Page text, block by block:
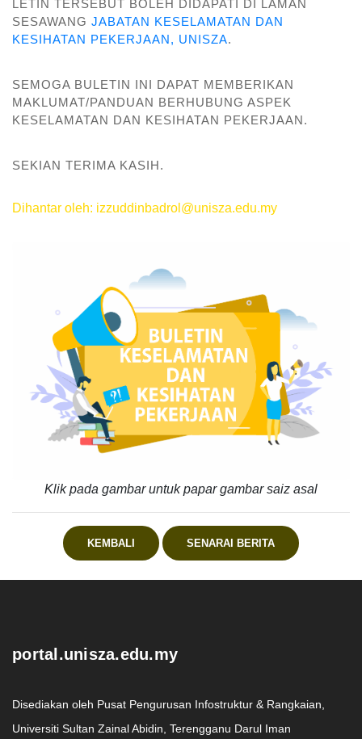
LETIN TERSEBUT BOLEH DIDAPATI DI LAMAN
SESAWANG JABATAN KESELAMATAN DAN
KESIHATAN PEKERJAAN, UNISZA.
SEMOGA BULETIN INI DAPAT MEMBERIKAN
MAKLUMAT/PANDUAN BERHUBUNG ASPEK
KESELAMATAN DAN KESIHATAN PEKERJAAN.
SEKIAN TERIMA KASIH.
Dihantar oleh: izzuddinbadrol@unisza.edu.my
Klik pada gambar untuk papar gambar saiz asal
KEMBALI SENARAI BERITA
portal.unisza.edu.my
Disediakan oleh Pusat Pengurusan Infostruktur & Rangkaian,
Universiti Sultan Zainal Abidin, Terengganu Darul Iman